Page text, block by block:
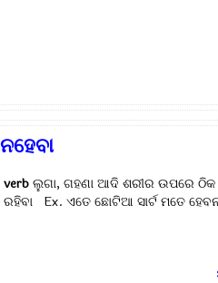
ନହେବା
verbଲୁଗା, ଗହଣା ଆଦି ଶରୀର ଉପରେ
ରହିବା Ex. ଏତେ ଛୋଟିଆ ସାର୍ଟ ମତେ